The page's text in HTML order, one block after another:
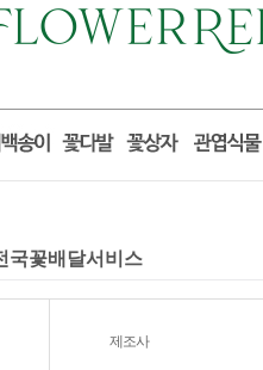
국꽃배달서비스
제조사